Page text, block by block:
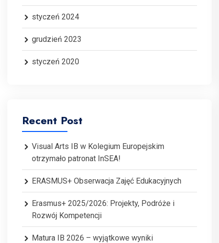
styczeń 2024
grudzień 2023
styczeń 2020
Recent Post
Visual Arts IB w Kolegium Europejskim
otrzymało patronat InSEA!
ERASMUS+ Obserwacja Zajęć Edukacyjnych
Erasmus+ 2025/2026: Projekty, Podróże i
Rozwój Kompetencji
Matura IB 2026 – wyjątkowe wyniki